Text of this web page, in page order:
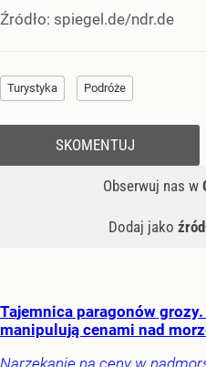
Źródło: spiegel.de/ndr.de
Turystyka Podróże
Obserwuj nas w
Dodaj jako
SKOMENTUJ
Tajemnica paragonów
manipulują cenami nad
Narzekanie na ceny w